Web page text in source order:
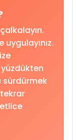
sürdürmek
tekrar